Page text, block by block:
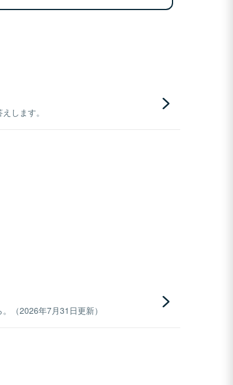
します。
（2026年7月31日更新）